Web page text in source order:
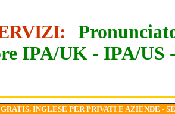
IPA/UK - IPA/US
INGLESE PER PRIVATI E AZIENDE -